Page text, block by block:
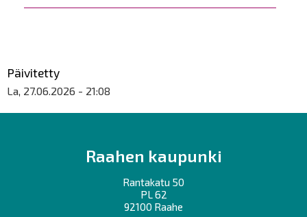
Päivitetty
La, 27.06.2026 - 21:08
Raahen kaupunki
Rantakatu 50
PL 62
92100 Raahe